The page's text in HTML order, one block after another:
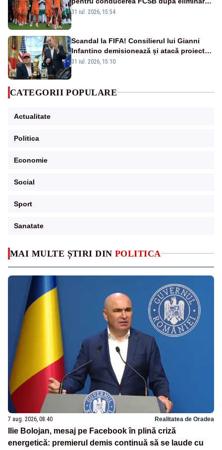
MAI MULTE ȘTIRI DIN POLITICA
7 aug. 2026, 08:40 Realitatea de Oradea
Ilie Bolojan, mesaj pe Facebook în plină criză
energetică: premierul demis continuă să se laude cu
rușinoasă din Conference League
31 iul. 2026, 15:54
Scandal la FIFA! Consilierul lui Gianni
Infantino demisionează și atacă proiectul
privind investitorii străini
31 iul. 2026, 15:10
CATEGORII POPULARE
Actualitate
Politica
Economie
Social
Sport
Sanatate